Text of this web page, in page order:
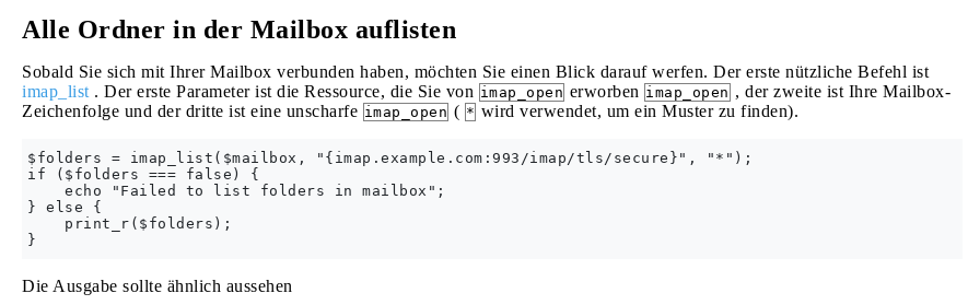
Alle Ordner in der Mailbox auflisten
Sobald Sie sich mit Ihrer Mailbox verbunden haben, möchten Sie einen Blick darauf werfen. Der erste nützliche Befehl ist
imap_list . Der erste Parameter ist die Ressource, die Sie von imap_open erworben imap_open , der zweite ist Ihre Mailbox-
Zeichenfolge und der dritte ist eine unscharfe imap_open ( * wird verwendet, um ein Muster zu finden).
$folders = imap_list($mailbox, "{imap.example.com:993/imap/tls/secure}", "*");
if ($folders === false) {
    echo "Failed to list folders in mailbox";
} else {
    print_r($folders);
Die Ausgabe sollte ähnlich aussehen